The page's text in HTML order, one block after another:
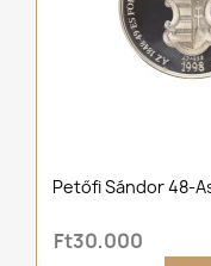
Petőfi Sándor 48-
Ft30,000